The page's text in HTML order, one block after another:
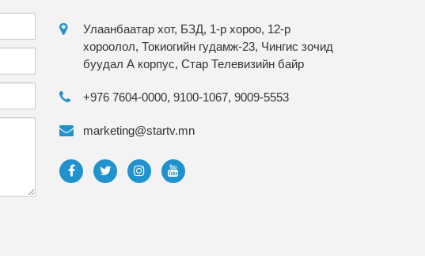
Улаанбаатар хот, БЗД, 1-р хороо, 12-р
хороолол, Токиогийн гудамж-23, Чингис зочид
буудал А корпус, Стар Телевизийн байр
+976 7604-0000, 9100-1067, 9009-5553
marketing@startv.mn